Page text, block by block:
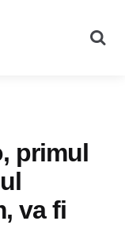
primul
va fi